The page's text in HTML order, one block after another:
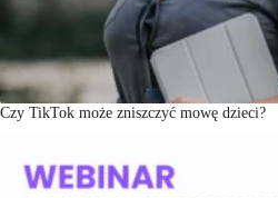
Czy TikTok może zniszczyć mowę dzieci?